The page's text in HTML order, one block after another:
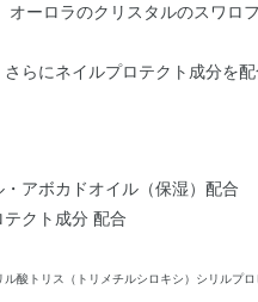
ーロラのクリスタルのスワロ
らにネイルプロテクト成分を
アボカドオイル（保湿）配合
クト成分 配合
酸トリス（トリメチルシロキシ）シリルプ